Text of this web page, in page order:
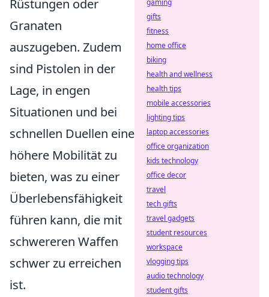
Rüstungen oder
Granaten
auszugeben. Zudem
sind Pistolen in der
Lage, in engen
Situationen und bei
schnellen Duellen eine
höhere Mobilität zu
bieten, was zu einer
Überlebensfähigkeit
führen kann, die mit
schwereren Waffen
schwer zu erreichen
ist.
gaming
gifts
fitness
home office
biking
health and wellness
health tips
mobile accessories
lighting tips
laptop accessories
office organization
kids technology
office decor
travel
tech gifts
travel gadgets
student resources
workspace
vlogging tips
audio technology
student gifts